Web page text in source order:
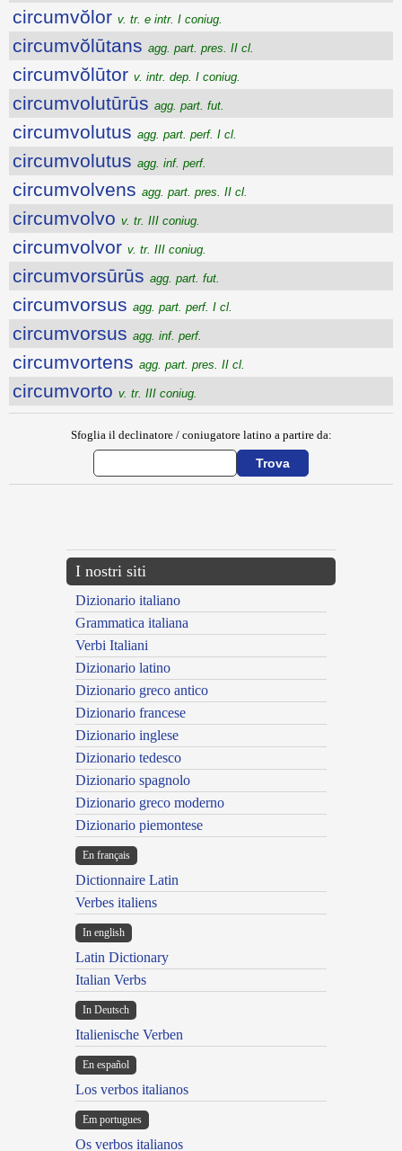
circumvŏlor v. tr. e intr. I coniug.
circumvŏlūtans agg. part. pres. II cl.
circumvŏlūtor v. intr. dep. I coniug.
circumvolutūrūs agg. part. fut.
circumvolutus agg. part. perf. I cl.
circumvolutus agg. inf. perf.
circumvolvens agg. part. pres. II cl.
circumvolvo v. tr. III coniug.
circumvolvor v. tr. III coniug.
circumvorsūrūs agg. part. fut.
circumvorsus agg. part. perf. I cl.
circumvorsus agg. inf. perf.
circumvortens agg. part. pres. II cl.
circumvorto v. tr. III coniug.
Sfoglia il declinatore / coniugatore latino a partire da:
I nostri siti
Dizionario italiano
Grammatica italiana
Verbi Italiani
Dizionario latino
Dizionario greco antico
Dizionario francese
Dizionario inglese
Dizionario tedesco
Dizionario spagnolo
Dizionario greco moderno
Dizionario piemontese
En français
Dictionnaire Latin
Verbes italiens
In english
Latin Dictionary
Italian Verbs
In Deutsch
Italienische Verben
En español
Los verbos italianos
Em portugues
Os verbos italianos